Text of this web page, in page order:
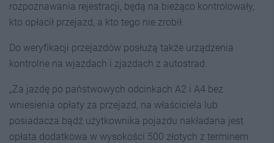
rozpoznawania rejestracji, będą na bieżąco kontrolowały,
kto opłacił przejazd, a kto tego nie zrobił.
Do weryfikacji przejazdów posłużą także urządzenia
kontrolne na wjazdach i zjazdach z autostrad.
„Za jazdę po państwowych odcinkach A2 i A4 bez
wniesienia opłaty za przejazd, na właściciela lub
posiadacza bądź użytkownika pojazdu nakładana jest
opłata dodatkowa w wysokości 500 złotych z terminem